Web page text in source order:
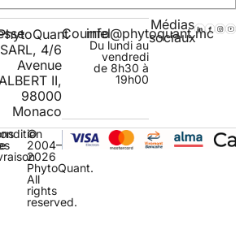
SARL, 4/6
Avenue
II,
98000
Monaco
Courrielinfo@phytoquant.mc
Du lundi au
vendredi
de 8h30 à
19h00
Médias
sociaux
©
2004–
2026
PhytoQuant.
All
rights
reserved.